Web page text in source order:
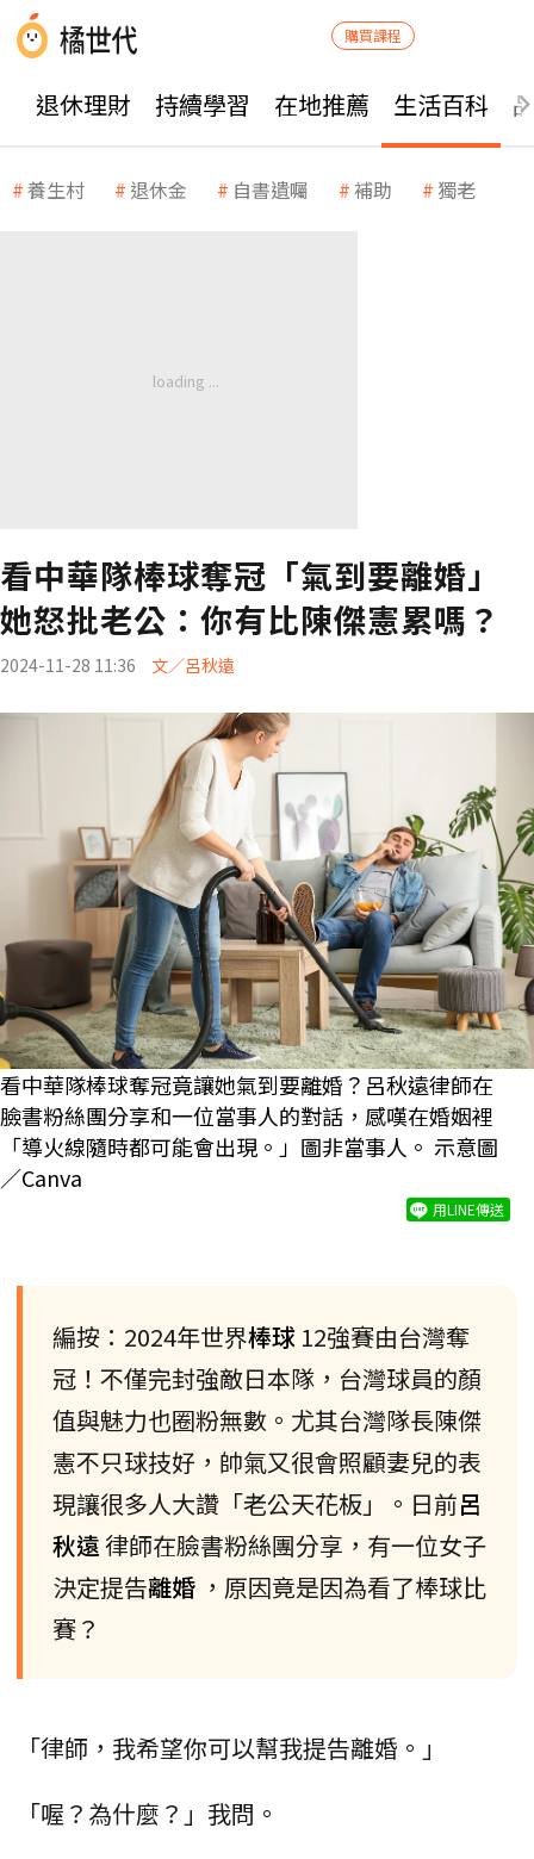
購買課程
退休理財 持續學習 在地推薦 生活百科
養生村 退休金 自書遺囑 補助 獨老
看中華隊棒球奪冠「氣到要離婚」
她怒批老公：你有比陳傑憲累嗎？
2024-11-28 11:36 文／呂秋遠
看中華隊棒球奪冠竟讓她氣到要離婚？呂秋遠律師在
臉書粉絲團分享和一位當事人的對話，感嘆在婚姻裡
「導火線隨時都可能會出現。」圖非當事人。 示意圖
／Canva
用LINE傳送
編按：2024年世界棒球 12強賽由台灣奪
冠！不僅完封強敵日本隊，台灣球員的顏
值與魅力也圈粉無數。尤其台灣隊長陳傑
憲不只球技好，帥氣又很會照顧妻兒的表
現讓很多人大讚「老公天花板」。日前呂
秋遠律師在臉書粉絲團分享，有一位女子
決定提告離婚 ，原因竟是因為看了棒球比
賽？
「律師，我希望你可以幫我提告離婚。」
「喔？為什麼？」我問。